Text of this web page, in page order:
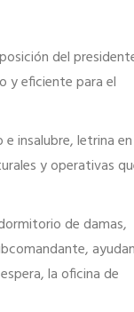
del
y eficiente para el
insalubre, letrina en
y operativas
de damas,
la oficina de